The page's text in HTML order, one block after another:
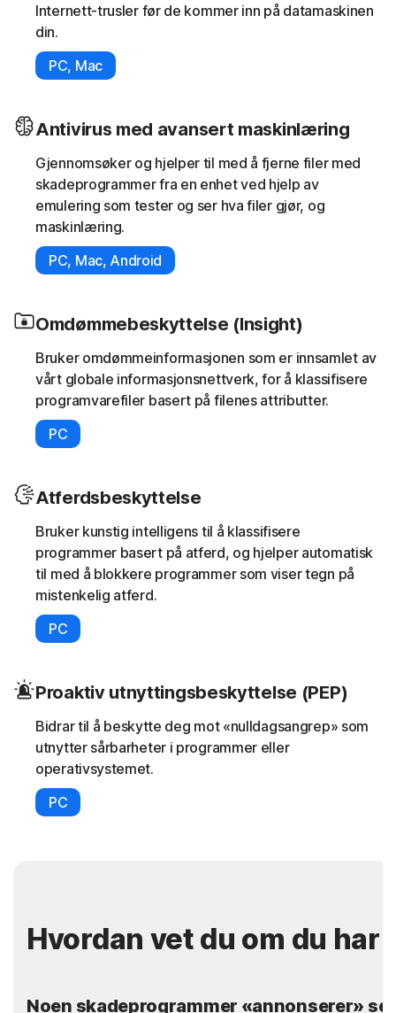
Internett-trusler før de kommer inn på datamaskinen
din.
PC, Mac
Antivirus med avansert maskinlæring
Gjennomsøker og hjelper til med å fjerne filer med
skadeprogrammer fra en enhet ved hjelp av
emulering som tester og ser hva filer gjør, og
maskinlæring.
PC, Mac, Android
Omdømmebeskyttelse (Insight)
Bruker omdømmeinformasjonen som er innsamlet av
vårt globale informasjonsnettverk, for å klassifisere
programvarefiler basert på filenes attributter.
PC
Atferdsbeskyttelse
Bruker kunstig intelligens til å klassifisere
programmer basert på atferd, og hjelper automatisk
til med å blokkere programmer som viser tegn på
mistenkelig atferd.
PC
Proaktiv utnyttingsbeskyttelse (PEP)
Bidrar til å beskytte deg mot «nulldagsangrep» som
utnytter sårbarheter i programmer eller
operativsystemet.
PC
Hvordan vet du om du
Noen skadeprogrammer «annonserer»